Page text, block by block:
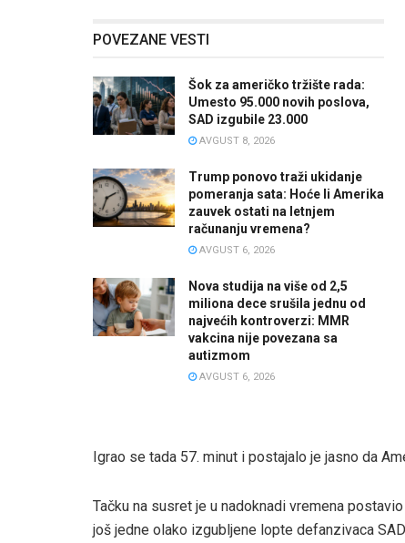
POVEZANE VESTI
Šok za američko tržište rada:
Umesto 95.000 novih poslova,
SAD izgubile 23.000
AVGUST 8, 2026
Trump ponovo traži ukidanje
pomeranja sata: Hoće li Amerika
zauvek ostati na letnjem
računanju vremena?
AVGUST 6, 2026
Nova studija na više od 2,5
miliona dece srušila jednu od
najvećih kontroverzi: MMR
vakcina nije povezana sa
autizmom
AVGUST 6, 2026
Igrao se tada 57. minut i postajalo je jasno da
Tačku na susret je u nadoknadi vremena
još jedne olako izgubljene lopte defanzivaca